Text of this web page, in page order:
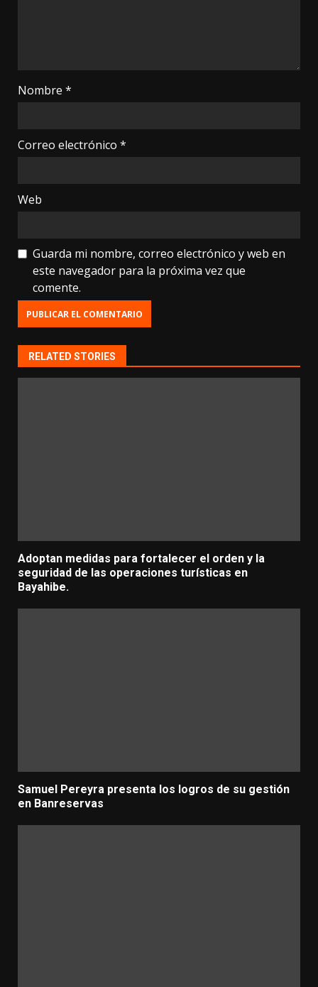
Nombre *
Correo electrónico *
Web
Guarda mi nombre, correo electrónico y web en
este navegador para la próxima vez que
comente.
RELATED STORIES
Adoptan medidas para fortalecer el orden y la
seguridad de las operaciones turísticas en
Bayahibe.
Samuel Pereyra presenta los logros de su gestión
en Banreservas